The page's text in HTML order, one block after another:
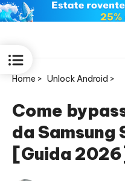
ReiBoot
for iOS
Home > Unlock Android >
Come
da Samsung
[Guida